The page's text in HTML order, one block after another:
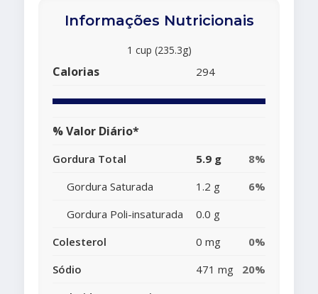
Informações Nutricionais
1 cup (235.3g)
Calorias 294
% Valor Diário*
Gordura Total 5.9 g
8%
Gordura Saturada
1.2 g
6%
Gordura Poli-insaturada
0.0 g
Colesterol
0 mg
0%
Sódio
471 mg
20%